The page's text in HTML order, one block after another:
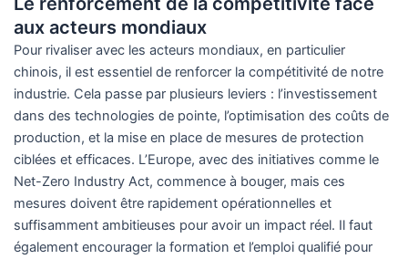
aux acteurs mondiaux
Pour rivaliser avec les acteurs mondiaux, en particulier
chinois, il est essentiel de renforcer la compétitivité de notre
industrie. Cela passe par plusieurs leviers : l’investissement
dans des technologies de pointe, l’optimisation des coûts de
production, et la mise en place de mesures de protection
ciblées et efficaces. L’Europe, avec des initiatives comme le
Net-Zero Industry Act, commence à bouger, mais ces
mesures doivent être rapidement opérationnelles et
suffisamment ambitieuses pour avoir un impact réel. Il faut
également encourager la formation et l’emploi qualifié pour